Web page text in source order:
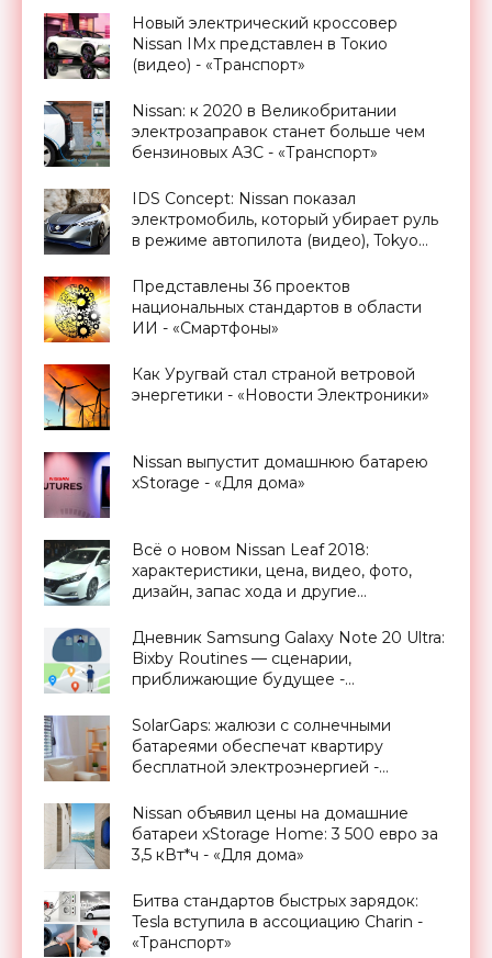
Новый электрический кроссовер
Nissan IMx представлен в Токио
(видео) - «Транспорт»
Nissan: к 2020 в Великобритании
электрозаправок станет больше чем
бензиновых АЗС - «Транспорт»
IDS Concept: Nissan показал
электромобиль, который убирает руль
в режиме автопилота (видео), Tokyo
Представлены 36 проектов
национальных стандартов в области
ИИ - «Смартфоны»
Как Уругвай стал страной ветровой
энергетики - «Новости Электроники»
Nissan выпустит домашнюю батарею
xStorage - «Для дома»
Всё о новом Nissan Leaf 2018:
характеристики, цена, видео, фото,
дизайн, запас хода и другие
Дневник Samsung Galaxy Note 20 Ultra:
Bixby Routines — сценарии,
приближающие будущее -
SolarGaps: жалюзи с солнечными
батареями обеспечат квартиру
бесплатной электроэнергией -
Nissan объявил цены на домашние
батареи xStorage Home: 3 500 евро за
3,5 кВт*ч - «Для дома»
Битва стандартов быстрых зарядок:
Tesla вступила в ассоциацию Charin -
«Транспорт»